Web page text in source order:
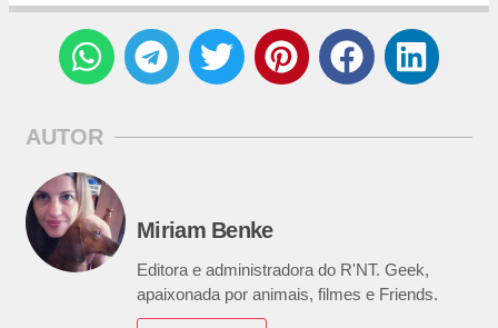
AUTOR
Miriam Benke
Editora e administradora do R'NT. Geek,
apaixonada por animais, filmes e Friends.